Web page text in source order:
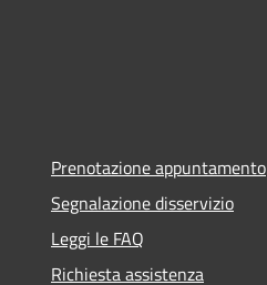
Prenotazione appuntamento
Segnalazione disservizio
Leggi le FAQ
Richiesta assistenza